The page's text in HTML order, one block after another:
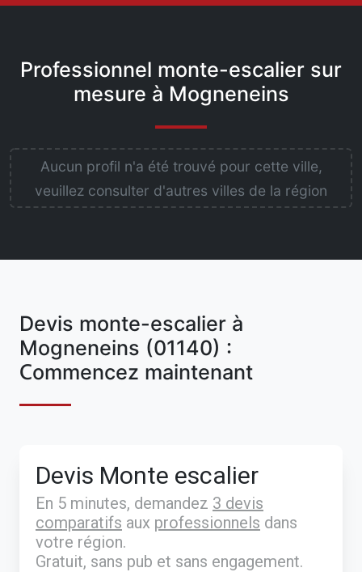
Professionnel monte-escalier sur
mesure à Mogneneins
Aucun profil n'a été trouvé pour cette ville,
veuillez consulter d'autres villes de la région
Devis monte-escalier à
Mogneneins (01140) :
Commencez maintenant
Devis Monte escalier
En 5 minutes, demandez 3 devis
comparatifs aux professionnels dans
votre région.
Gratuit, sans pub et sans engagement.